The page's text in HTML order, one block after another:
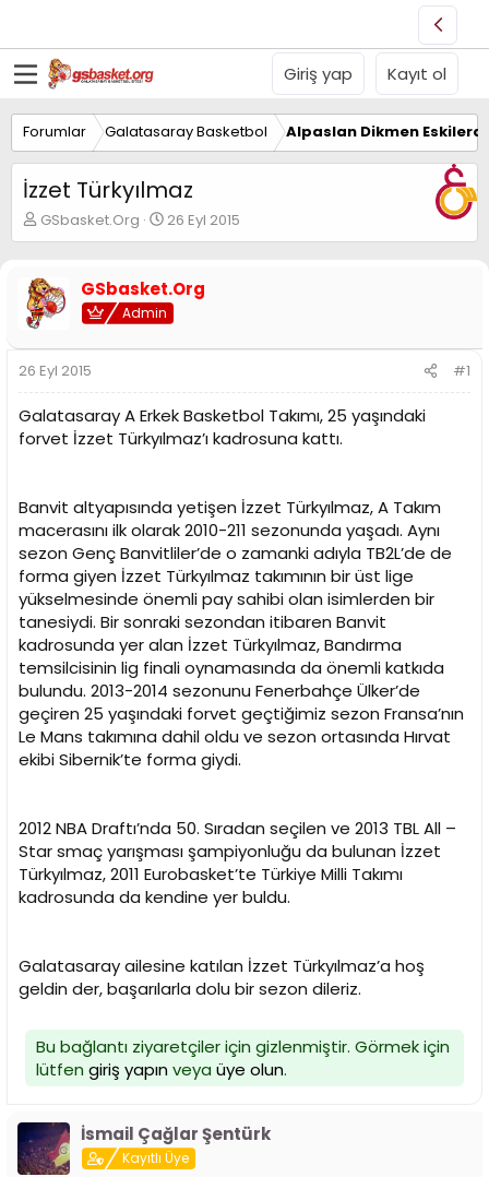
Giriş yap Kayıt ol
Forumlar Galatasaray Basketbol Alpaslan Dikmen
İzzet Türkyılmaz
K
o
u
y
u
a
ş
l
a
t
GSbasket.Org
B
a
a
n
ı
t
a
r
26 Eyl 2015
GSbasket.Org
Admin
26 Eyl 2015 #1
Galatasaray A Erkek Basketbol Takımı, 25 yaşındaki
forvet İzzet Türkyılmaz’ı kadrosuna kattı.
Banvit altyapısında yetişen İzzet Türkyılmaz, A Takım
macerasını ilk olarak 2010-211 sezonunda yaşadı. Aynı
sezon Genç Banvitliler’de o zamanki adıyla TB2L’de de
forma giyen İzzet Türkyılmaz takımının bir üst lige
yükselmesinde önemli pay sahibi olan isimlerden bir
tanesiydi. Bir sonraki sezondan itibaren Banvit
kadrosunda yer alan İzzet Türkyılmaz, Bandırma
temsilcisinin lig finali oynamasında da önemli katkıda
bulundu. 2013-2014 sezonunu Fenerbahçe Ülker’de
geçiren 25 yaşındaki forvet geçtiğimiz sezon Fransa’nın
Le Mans takımına dahil oldu ve sezon ortasında Hırvat
ekibi Sibernik’te forma giydi.
2012 NBA Draftı’nda 50. Sıradan seçilen ve 2013 TBL All –
Star smaç yarışması şampiyonluğu da bulunan İzzet
Türkyılmaz, 2011 Eurobasket’te Türkiye Milli Takımı
kadrosunda da kendine yer buldu.
Galatasaray ailesine katılan İzzet Türkyılmaz’a hoş
geldin der, başarılarla dolu bir sezon dileriz.
Bu bağlantı ziyaretçiler için gizlenmiştir. Görmek için
lütfen giriş yapınveya üye olun.
İsmail Çağlar Şentürk
Kayıtlı Üye